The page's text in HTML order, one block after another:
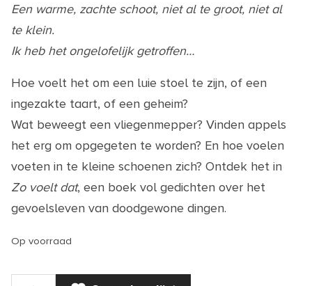
Een warme, zachte schoot, niet al te groot, niet al
te klein.
Ik heb het ongelofelijk getroffen…
Hoe voelt het om een luie stoel te zijn, of een
ingezakte taart, of een geheim?
Wat beweegt een vliegenmepper? Vinden appels
het erg om opgegeten te worden? En hoe voelen
voeten in te kleine schoenen zich? Ontdek het in
Zo voelt dat, een boek vol gedichten over het
gevoelsleven van doodgewone dingen.
Op voorraad
BOEK